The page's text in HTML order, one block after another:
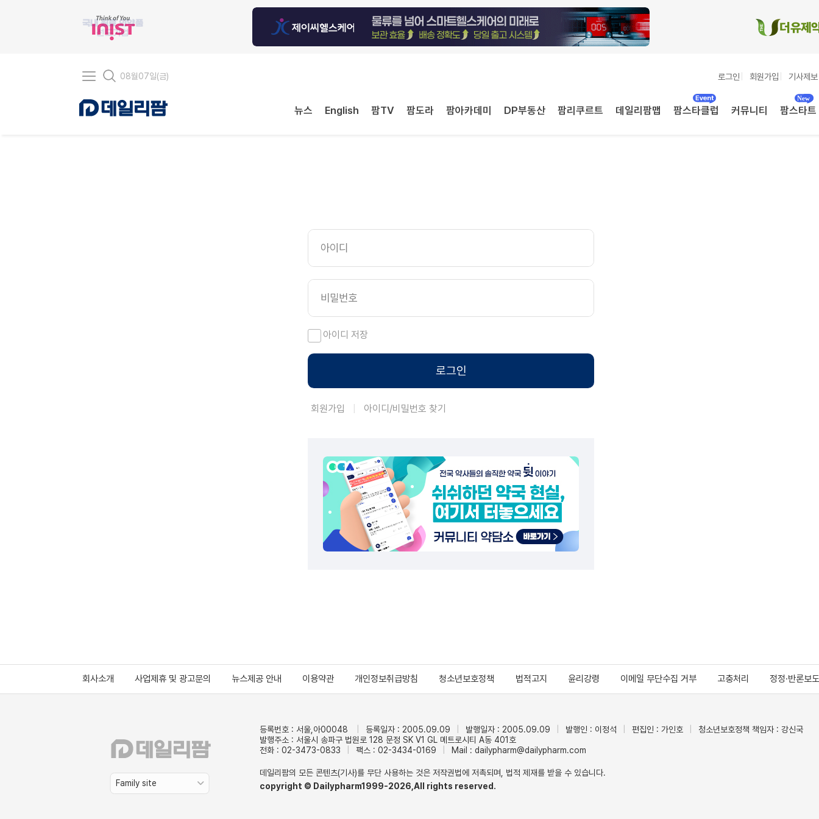
08월07일(금) 로그인 회원가입 기사제보
뉴스 English 팜TV 팜도라 팜아카데미 DP부동산 팜리쿠르트 데일리팜맵 팜스타클럽 커뮤니티 팜스타트
아이디 저장
로그인
회원가입 아이디/비밀번호 찾기
회사소개 사업제휴 및 광고문의 뉴스제공 안내 이용약관 개인정보취급방침 청소년보호정책 법적고지 윤리강령 이메일 무단수집 거부 고충처리 정정·반론보도
Family site
등록번호 : 서울,아00048 등록일자 : 2005.09.09 발행일자 : 2005.09.09 발행인 : 이정석 편집인 : 가인호
청소년보호정책 책임자 : 강신국
발행주소 : 서울시 송파구 법원로 128 문정 SK V1 GL 메트로시티 A동 401호
전화 : 02-3473-0833
팩스 : 02-3434-0169 Mail :dailypharm@dailypharm.com
데일리팜의 모든 콘텐츠(기사)를 무단 사용하는 것은 저작권법에 저촉되며, 법적 제재를 받을 수 있습니다.
copyright © Dailypharm1999-2026,All rights reserved.